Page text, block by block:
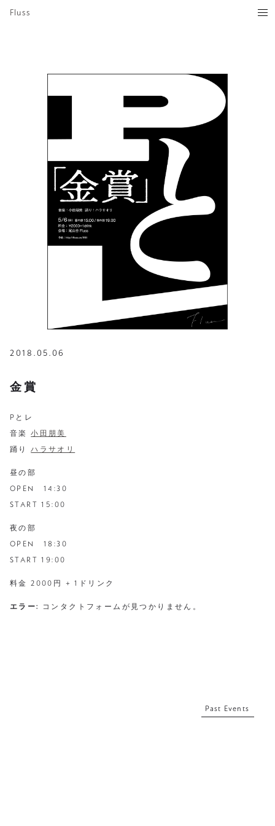
Fluss
2018.05.06
金賞
Pとレ
音楽小田朋美
踊りハラサオリ
昼の部
OPEN 14:30
START 15:00
夜の部
OPEN 18:30
START 19:00
料金 2000円 + 1ドリンク
エラー: コンタクトフォームが見つかりません。
Past Events